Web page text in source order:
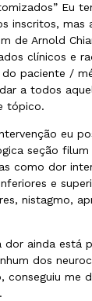
Eu
inscritos, mas
de Arnold
clínicos e
do paciente /
a todos
tópico.
eu
seção filum
como dor
e
nistagmo,
dor ainda está
dos
conseguiu me